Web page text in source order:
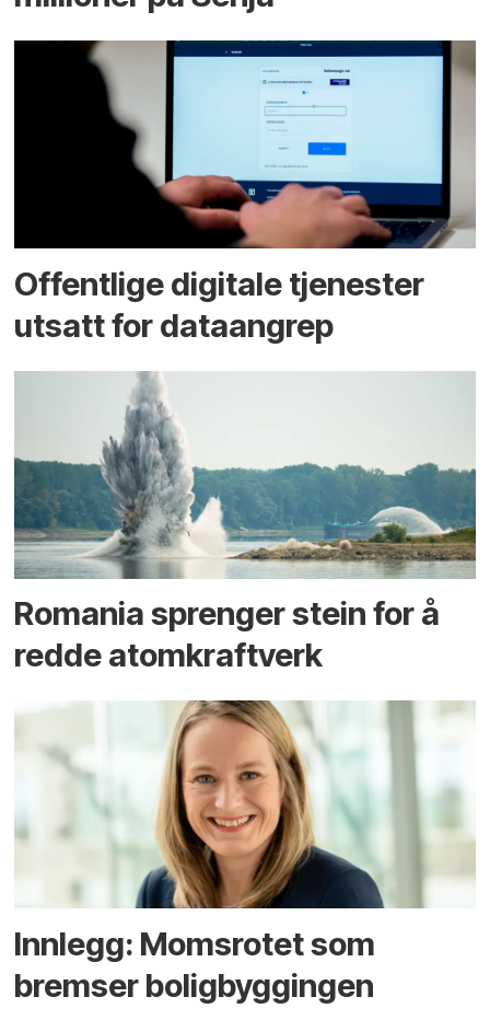
Offentlige digitale tjenester
utsatt for dataangrep
Romania sprenger stein for å
redde atomkraftverk
Innlegg: Moms­rotet som
bremser bolig­byggingen